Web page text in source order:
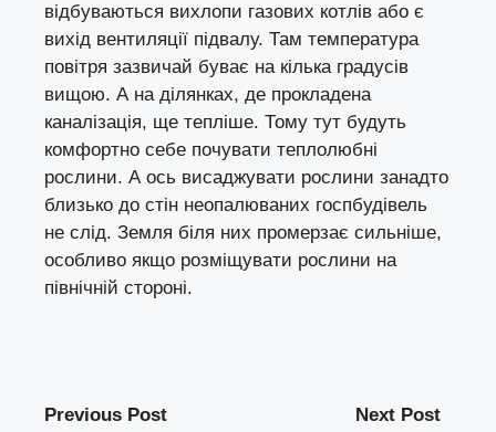
відбуваються вихлопи газових котлів або є
вихід вентиляції підвалу. Там температура
повітря зазвичай буває на кілька градусів
вищою. А на ділянках, де прокладена
каналізація, ще тепліше. Тому тут будуть
комфортно себе почувати теплолюбні
рослини. А ось висаджувати рослини занадто
близько до стін неопалюваних госпбудівель
не слід. Земля біля них промерзає сильніше,
особливо якщо розміщувати рослини на
північній стороні.
Previous Post Next Post